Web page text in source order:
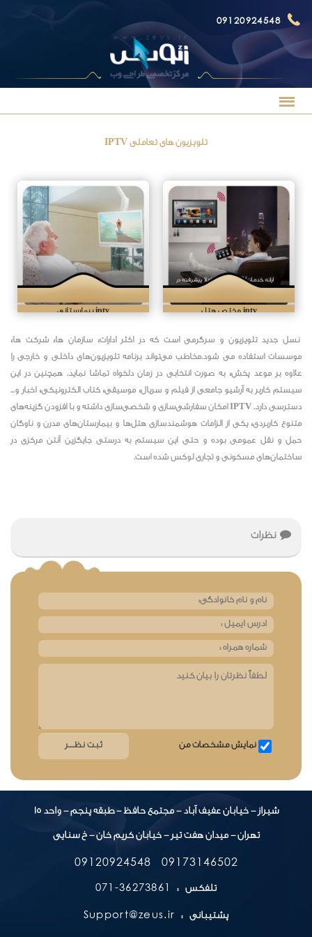
09120924548
تلویزیون های تعاملی IPTV
iptv بیمارستانی iptv مختص هتل
نسل جدید تلویزیون و سرگرمی است که در اکثر ادارات، سازمان ها، شرکت ها،
موسسات استفاده می شود.مخاطب می‌تواند برنامه‌ تلویزیون‌های داخلی و خارجی را
علاوه بر موعد پخش، به صورت انتخابی در زمان دلخواه تماشا نماید. همچنین در این
سیستم کاربر به آرشیو جامعی از فیلم و سریال، موسیقی، کتاب الکترونیکی، اخبار و...
دسترسی دارد. IPTV امکان سفارشی‌سازی و شخصی‌سازی داشته و با افزودن گزینه‌های
متنوع کاربردی، یکی از الزامات هوشمندسازی هتل‌ها و بیمارستان‌های مدرن و ناوگان
حمل و نقل عمومی بوده و حتی این سیستم به درستی جایگزین آنتن مرکزی در
ساختمان‌های مسکونی و تجاری لوکس شده است.
نظرات
نمایش مشخصات من
شیراز - خیابان عفیف آباد - مجتمع حافظ - طبقه پنجم - واحد 15
تهران - میدان هفت تیر - خیابان کریم خان - خ سنایی
09120924548 09173146502
تلفکس : 36273861-071
پشتیبانی : Support@zeus.ir